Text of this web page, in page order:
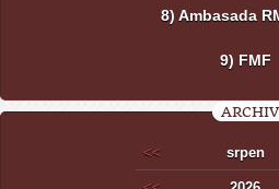
8) Ambasada
9) FMF
ARCHIV
<< srpen